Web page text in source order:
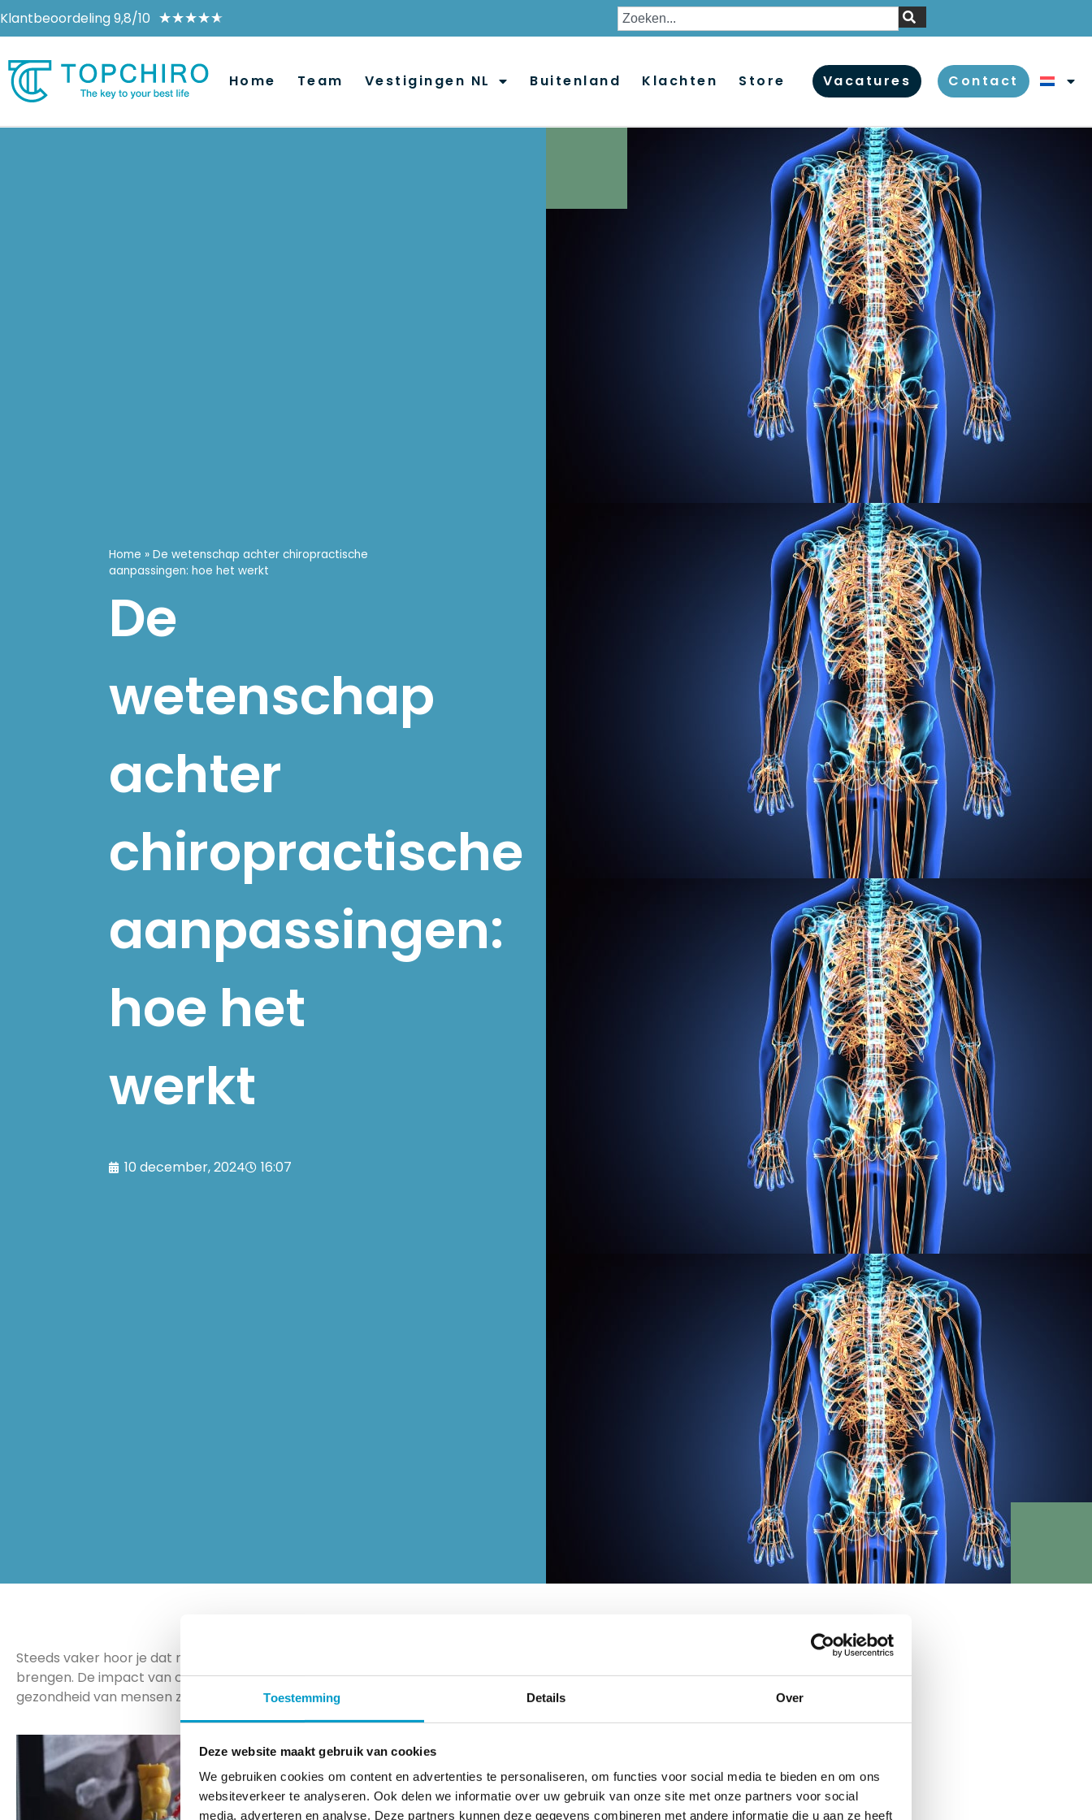
Toestemming Details Over
Deze website maakt gebruik van cookies
We gebruiken cookies om content en advertenties te personaliseren, om functies voor social media te bieden en om ons
websiteverkeer te analyseren. Ook delen we informatie over uw gebruik van onze site met onze partners voor social
media, adverteren en analyse. Deze partners kunnen deze gegevens combineren met andere informatie die u aan ze heeft
Klantbeoordeling 9,8/10 ★★★★★
Home Team Vestigingen NL Buitenland Klachten Store Vacatures Contact
Home »De wetenschap achter chiropractische
aanpassingen: hoe het werkt
De
wetenschap
achter
chiropractische
aanpassingen:
hoe het
werkt
10 december, 2024 16:07
Steeds vaker hoor je dat mensen naar de chiropractor gaan. Het zou een effectieve manier zijn om je lichaam weer helemaal in balans te
brengen. De impact van chiropractische zorg op het zenuwstelsel wordt inmiddels wetenschappelijk ondersteund, en het zou de
gezondheid van mensen zowel lichamelijk als geestelijk verbeteren. Maar wat is chiropractische zorg nu eigenlijk? En (hoe) werkt het?
De verbinding tussen de
wervelkolom en het